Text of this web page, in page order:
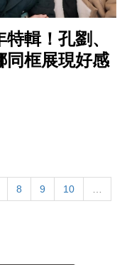
輯！孔劉、
同框展現好感
8 9 10